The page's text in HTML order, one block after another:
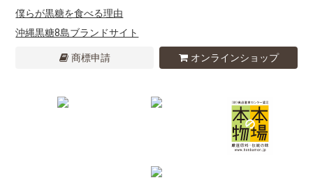
僕らが黒糖を食べる理由
沖縄黒糖8島ブランドサイト
商標申請 オンラインショップ